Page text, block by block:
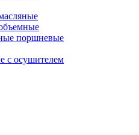
поршневые
с осушителем